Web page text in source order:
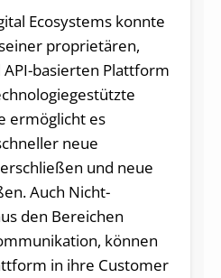
Ecosystems konnte
proprietären,
basierten Plattform
ermöglicht es
neue
und neue
Auch Nicht-
den Bereichen
können
in ihre Customer